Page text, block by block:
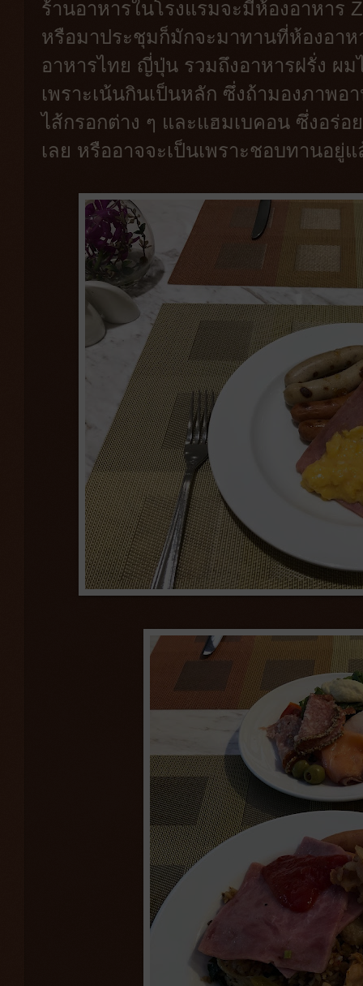
ร้านอาหารในโรงแรมจะมีห้องอาหาร
หรือมาประชุมก็มักจะมาทานที่ห้องอา
อาหารไทย ญี่ปุ่น รวมถึงอาหารฝรั่ง ผ
เพราะเน้นกินเป็นหลัก ซึ่งถ้ามองภาพอ
ไส้กรอกต่าง ๆ และแฮมเบคอน ซึ่งอร่อ
เลย หรืออาจจะเป็นเพราะชอบทานอยู่แ